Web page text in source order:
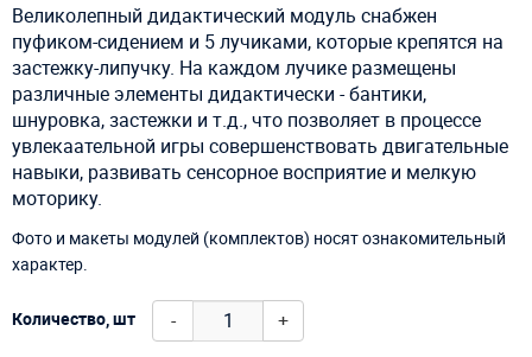
Великолепный дидактический модуль снабжен
пуфиком-сидением и 5 лучиками, которые крепятся на
застежку-липучку. На каждом лучике размещены
различные элементы дидактически - бантики,
шнуровка, застежки и т.д., что позволяет в процессе
увлекаательной игры совершенствовать двигательные
навыки, развивать сенсорное восприятие и мелкую
моторику.
Фото и макеты модулей (комплектов) носят ознакомительный
характер.
Количество, шт - +